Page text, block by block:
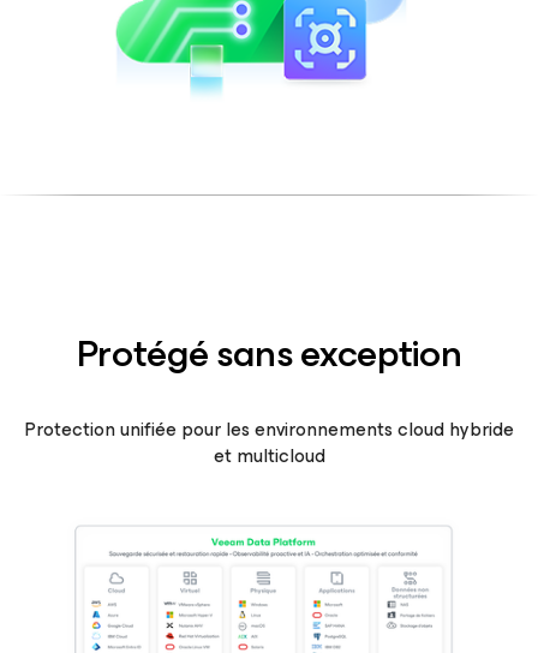
Protégé sans exception
Protection unifiée pour les environnements cloud hybride
et multicloud